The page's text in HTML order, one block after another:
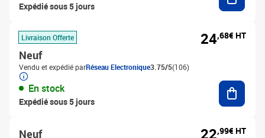
Expédié sous 5 jours
Livraison Offerte
Neuf
Vendu et expédié parRéseau Electronique3.75/5(106)
En stock
Expédié sous 5 jours
24,68€ HT
Neuf 22,99€ HT